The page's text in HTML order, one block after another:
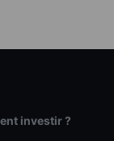
investir ?